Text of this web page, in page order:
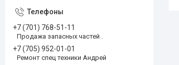
+7 (701) 768-51-11
Продажа запасных частей .
+7 (705) 952-01-01
Ремонт спец техники Андрей